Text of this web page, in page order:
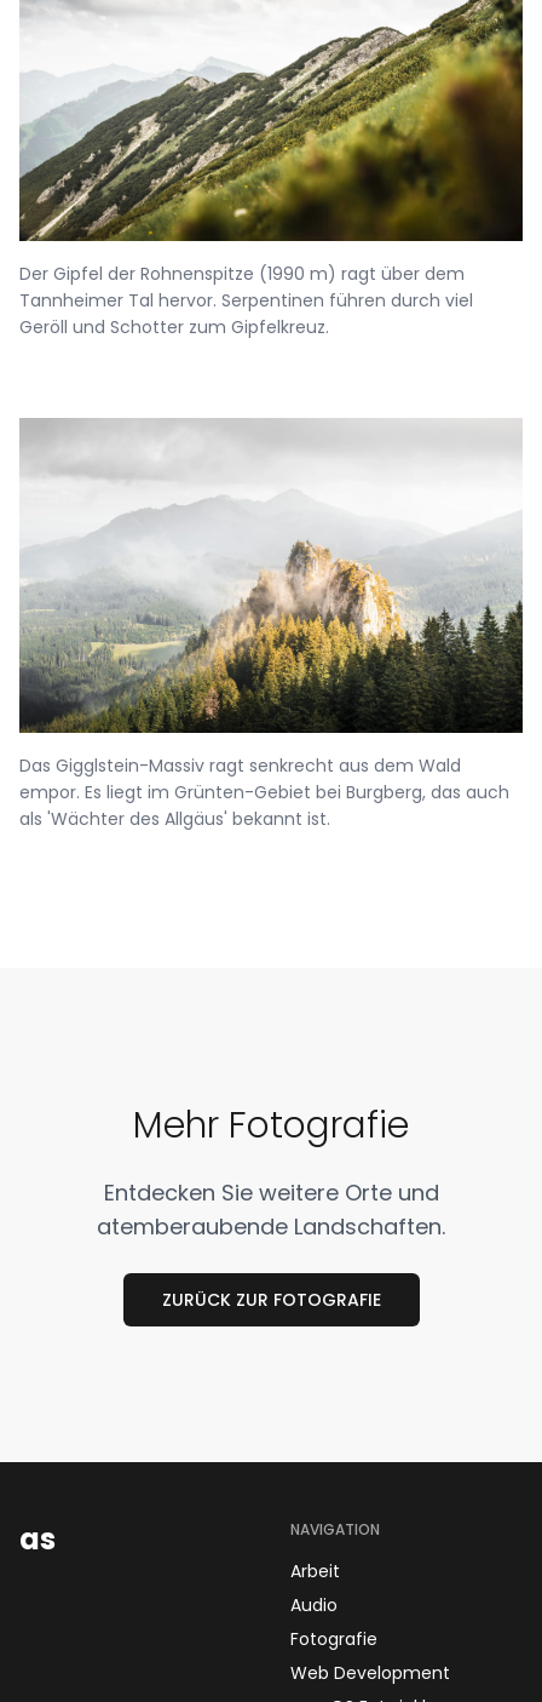
Der Gipfel der Rohnenspitze (1990 m) ragt über dem
Tannheimer Tal hervor. Serpentinen führen durch viel
Geröll und Schotter zum Gipfelkreuz.
Das Gigglstein-Massiv ragt senkrecht aus dem Wald
empor. Es liegt im Grünten-Gebiet bei Burgberg, das auch
als 'Wächter des Allgäus' bekannt ist.
Mehr Fotografie
Entdecken Sie weitere Orte und
atemberaubende Landschaften.
ZURÜCK ZUR FOTOGRAFIE
as NAVIGATION
Arbeit
Audio
Fotografie
Web Development